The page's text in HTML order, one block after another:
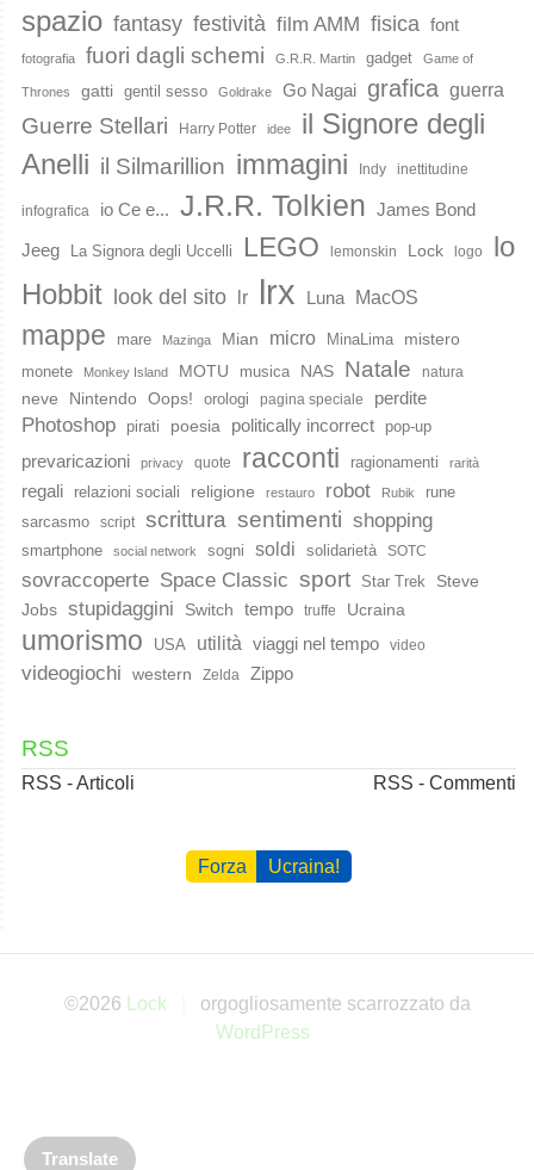
spazio fantasy festività film AMM fisica font
fotografia fuori dagli schemi G.R.R. Martin gadget Game of
Thrones gatti gentil sesso Goldrake Go Nagai grafica guerra
Guerre Stellari Harry Potter idee
il Signore degli
Anelli il Silmarillion immagini Indy inettitudine
infografica io Ce e... J.R.R. Tolkien James Bond
Jeeg La Signora degli Uccelli LEGO lemonskin Lock logo
lo
Hobbit look del sito lr lrx Luna MacOS
mappe mare Mazinga Mian micro MinaLima mistero
monete Monkey Island MOTU musica NAS Natale natura
neve Nintendo Oops! orologi pagina speciale perdite
Photoshop pirati poesia politically incorrect pop-up
prevaricazioni privacy quote racconti ragionamenti rarità
regali relazioni sociali religione restauro robot Rubik
rune
sarcasmo
script scrittura sentimenti shopping
smartphone social network sogni soldi solidarietà SOTC
sovraccoperte Space Classic sport Star Trek
Steve
Jobs stupidaggini Switch tempo truffe Ucraina
umorismo USA utilità viaggi nel tempo video
videogiochi western Zelda Zippo
RSS
RSS - Articoli RSS - Commenti
Forza Ucraina!
©2026 Lock
orgogliosamente scarrozzato da
WordPress
Translate